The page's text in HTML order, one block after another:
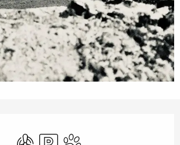
Klimaanlage
ParkplatzTiere erlaubt